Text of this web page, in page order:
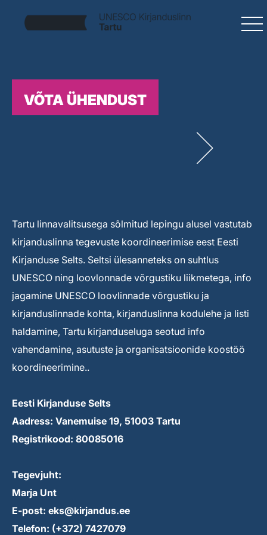
VÕTA ÜHENDUST
Tartu linnavalitsusega sõlmitud lepingu alusel vastutab
kirjanduslinna tegevuste koordineerimise eest Eesti
Kirjanduse Selts. Seltsi ülesanneteks on suhtlus
UNESCO ning loovlonnade võrgustiku liikmetega, info
jagamine UNESCO loovlinnade võrgustiku ja
kirjanduslinnade kohta, kirjanduslinna kodulehe ja listi
haldamine, Tartu kirjanduseluga seotud info
vahendamine, asutuste ja organisatsioonide koostöö
koordineerimine..
Eesti Kirjanduse Selts
Aadress: Vanemuise 19, 51003 Tartu
Registrikood: 80085016
Tegevjuht:
Marja Unt
E-post: eks@kirjandus.ee
Telefon: (+372) 7427079